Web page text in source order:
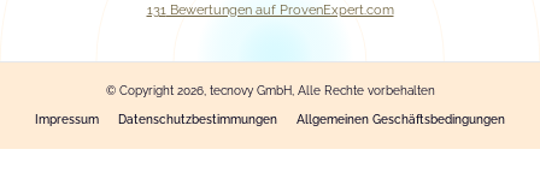
131Bewertungen auf ProvenExpert.com
© Copyright 2026, tecnovy GmbH, Alle Rechte vorbehalten
Impressum Datenschutzbestimmungen Allgemeinen Geschäftsbedingungen